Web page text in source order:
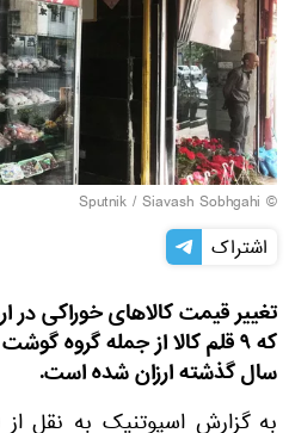
© Sputnik / Siavash Sobhgahi
اشتراک
تغییر قیمت کالاهای خوراکی
که ۹ قلم کالا از جمله گروه
سال گذشته ارزان شده است.